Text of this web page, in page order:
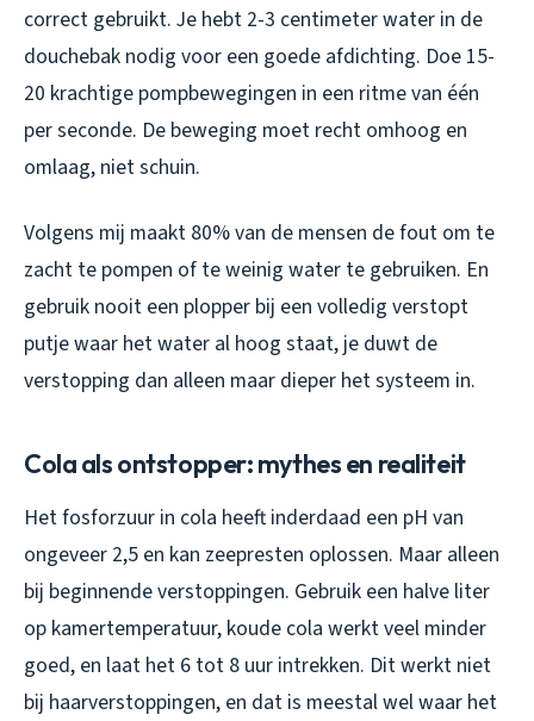
correct gebruikt. Je hebt 2-3 centimeter water in de
douchebak nodig voor een goede afdichting. Doe 15-
20 krachtige pompbewegingen in een ritme van één
per seconde. De beweging moet recht omhoog en
omlaag, niet schuin.
Volgens mij maakt 80% van de mensen de fout om te
zacht te pompen of te weinig water te gebruiken. En
gebruik nooit een plopper bij een volledig verstopt
putje waar het water al hoog staat, je duwt de
verstopping dan alleen maar dieper het systeem in.
Cola als ontstopper: mythes en realiteit
Het fosforzuur in cola heeft inderdaad een pH van
ongeveer 2,5 en kan zeepresten oplossen. Maar alleen
bij beginnende verstoppingen. Gebruik een halve liter
op kamertemperatuur, koude cola werkt veel minder
goed, en laat het 6 tot 8 uur intrekken. Dit werkt niet
bij haarverstoppingen, en dat is meestal wel waar het